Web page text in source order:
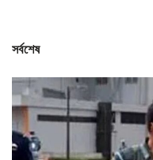
সর্বশেষ